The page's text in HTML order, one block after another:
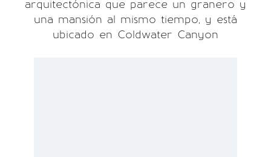
arquitectónica que parece un granero y
una mansión al mismo tiempo, y está
ubicado en Coldwater Canyon